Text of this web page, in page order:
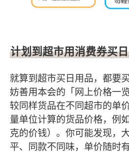
计划到超市用消费券买日
就算到超市买日用品，都要
妨善用本会的「网上价格一
较同样货品在不同超市的单
量单位计算的货品价格，例
克的价钱）。你可能发现，
平、同款不同味，单价随时